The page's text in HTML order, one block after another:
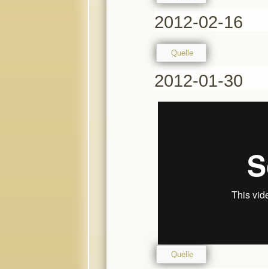
2012-02-16
Quelle
2012-01-30
Quelle